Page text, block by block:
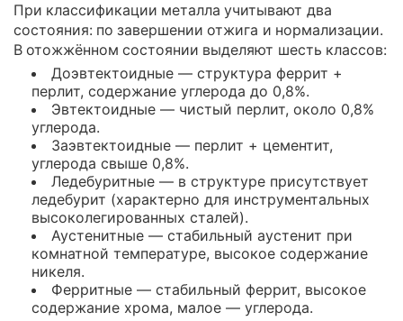
При классификации металла учитывают два
состояния: по завершении отжига и нормализации.
В отожжённом состоянии выделяют шесть классов:
Доэвтектоидные — структура феррит +
перлит, содержание углерода до 0,8%.
Эвтектоидные — чистый перлит, около 0,8%
углерода.
Заэвтектоидные — перлит + цементит,
углерода свыше 0,8%.
Ледебуритные — в структуре присутствует
ледебурит (характерно для инструментальных
высоколегированных сталей).
Аустенитные — стабильный аустенит при
комнатной температуре, высокое содержание
никеля.
Ферритные — стабильный феррит, высокое
содержание хрома, малое — углерода.